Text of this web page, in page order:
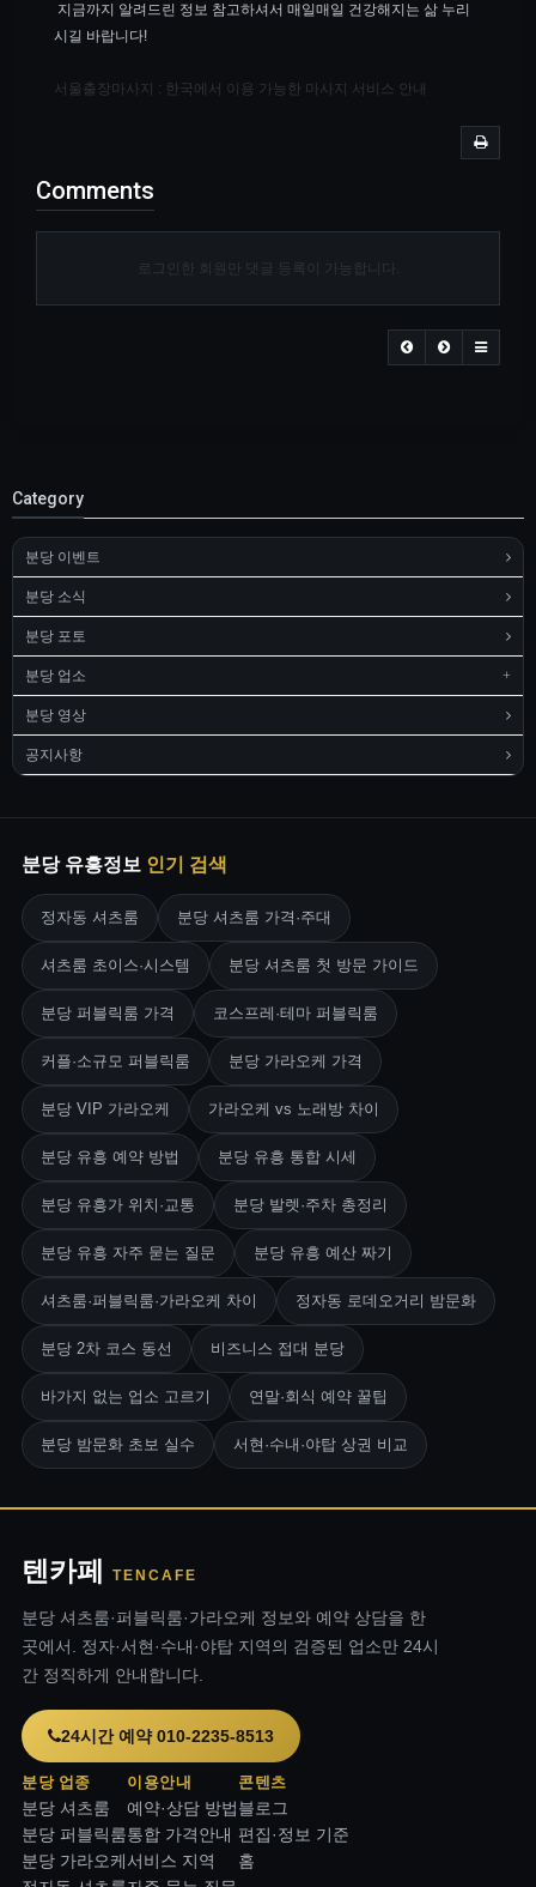
지금까지 알려드린 정보 참고하셔서 매일매일 건강해지는 삶 누리
시길 바랍니다!
서울출장마사지 : 한국에서 이용 가능한 마사지 서비스 안내
Comments
로그인한 회원만 댓글 등록이 가능합니다.
Category
분당 이벤트
분당 소식
분당 포토
분당 업소
분당 영상
공지사항
분당 유흥정보 인기 검색
정자동 셔츠룸 분당 셔츠룸 가격·주대
셔츠룸 초이스·시스템 분당 셔츠룸 첫 방문 가이드
분당 퍼블릭룸 가격 코스프레·테마 퍼블릭룸
커플·소규모 퍼블릭룸 분당 가라오케 가격
분당 VIP 가라오케 가라오케 vs 노래방 차이
분당 유흥 예약 방법 분당 유흥 통합 시세
분당 유흥가 위치·교통 분당 발렛·주차 총정리
분당 유흥 자주 묻는 질문 분당 유흥 예산 짜기
셔츠룸·퍼블릭룸·가라오케 차이 정자동 로데오거리 밤문화
분당 2차 코스 동선 비즈니스 접대 분당
바가지 없는 업소 고르기 연말·회식 예약 꿀팁
분당 밤문화 초보 실수 서현·수내·야탑 상권 비교
텐카페 TENCAFE
분당 셔츠룸·퍼블릭룸·가라오케 정보와 예약 상담을 한
곳에서. 정자·서현·수내·야탑 지역의 검증된 업소만 24시
간 정직하게 안내합니다.
24시간 예약 010-2235-8513
분당 업종
분당 셔츠룸
분당 퍼블릭룸
분당 가라오케
이용안내
예약·상담 방법
통합 가격안내
서비스 지역
콘텐츠
블로그
편집·정보 기준
홈